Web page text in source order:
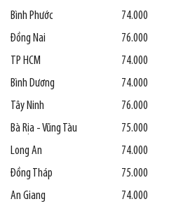
Bình Phước
74.000
Đồng Nai
76.000
TP HCM
74.000
Bình Dương
74.000
Tây Ninh
76.000
Bà Rịa - Vũng Tàu
75.000
Long An
74.000
Đồng Tháp
75.000
An Giang
74.000